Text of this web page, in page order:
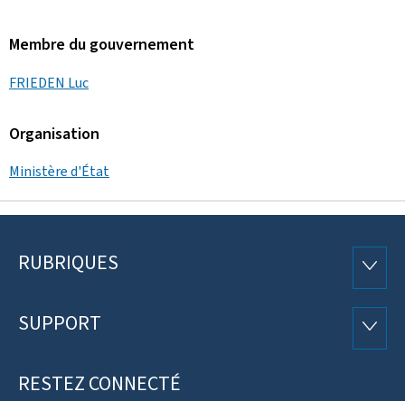
Membre du gouvernement
FRIEDEN Luc
Organisation
Ministère d'État
Pied
page
RUBRIQUES
SUPPORT
RESTEZ CONNECTÉ